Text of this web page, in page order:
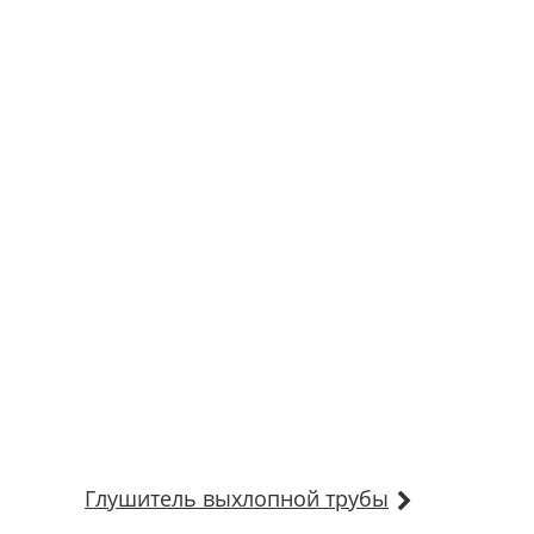
Глушитель выхлопной трубы